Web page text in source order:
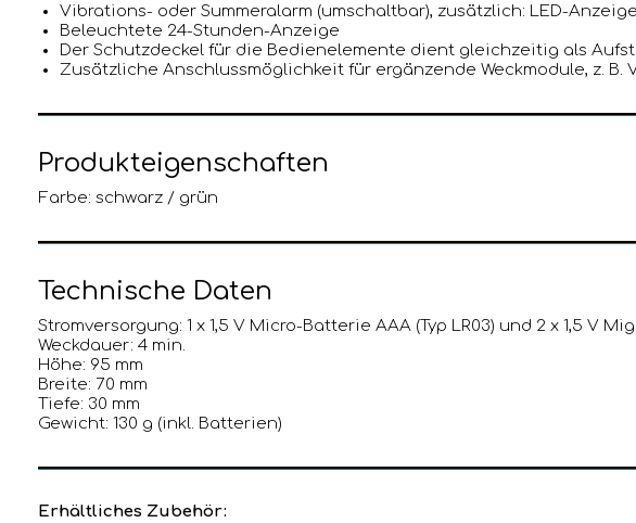
Vibrations- oder Summeralarm (umschaltbar), zusätzlich: LED-Anzeige
Beleuchtete 24-Stunden-Anzeige
Der Schutzdeckel für die Bedienelemente dient gleichzeitig als
Zusätzliche Anschlussmöglichkeit für ergänzende Weckmodule, z. B.
Produkteigenschaften
Farbe: schwarz / grün
Technische Daten
Stromversorgung: 1 x 1,5 V Micro-Batterie AAA (Typ LR03) und 2 x 1,5 V
Weckdauer: 4 min.
Höhe: 95 mm
Breite: 70 mm
Tiefe: 30 mm
Gewicht: 130 g (inkl. Batterien)
Erhältliches Zubehör: